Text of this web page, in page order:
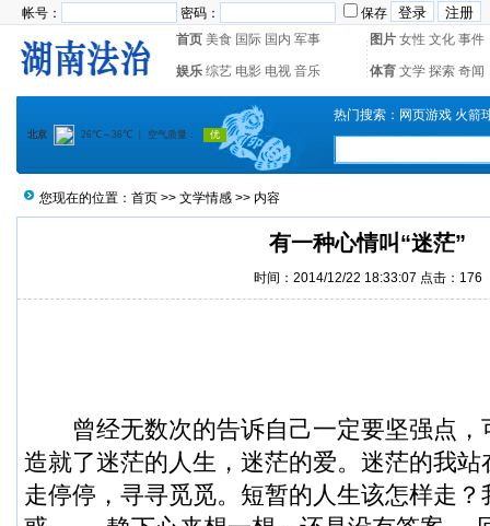
帐号： 密码：
保存
首页 美食 国际 国内 军事 图片 女性 文化 事件
娱乐 综艺 电影 电视 音乐 体育 文学 探索 奇闻
热门搜索： 网页游戏 火箭
您现在的位置： 首页 >> 文学情感 >> 内容
有一种心情叫“迷茫”
时间：2014/12/22 18:33:07 点击： 176
曾经无数次的告诉自己一定要坚强点，
造就了迷茫的人生，迷茫的爱。迷茫的我
走停停，寻寻觅觅。短暂的人生该怎样走？